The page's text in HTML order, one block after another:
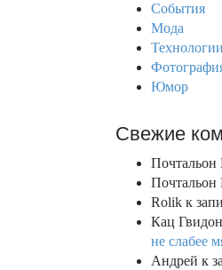
События
Мода
Технологии
Юмор
Свежие
Почтальон
Почтальон
Rolik к
Кац Гвидон
не слабее
Андрей к